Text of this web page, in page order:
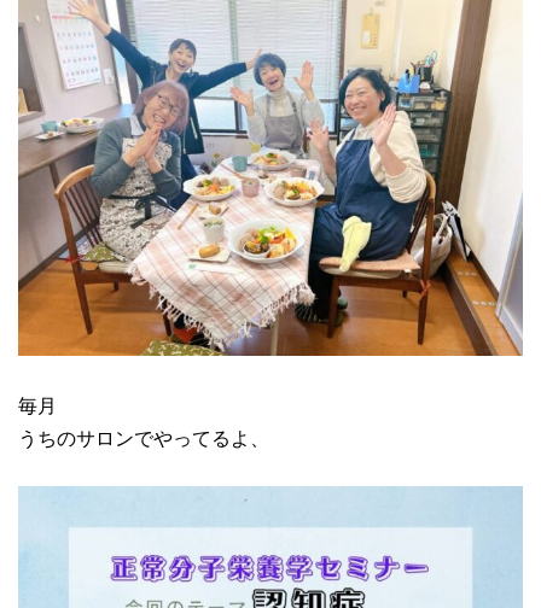
毎月
うちのサロンでやってるよ、